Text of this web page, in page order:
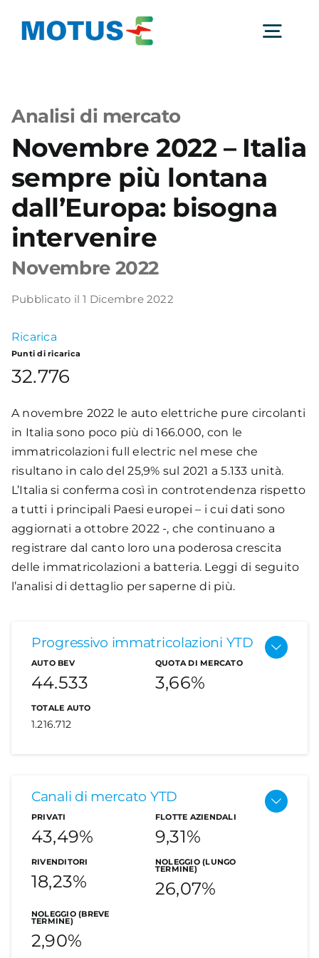
Studi e ricerche
Analisi di mercato
Utilità
Comunicati Stampa
Analisi di mercato
Novembre 2022 – Italia
sempre più lontana
dall’Europa: bisogna
intervenire
Novembre 2022
Pubblicato il 1 Dicembre 2022
Ricarica
Punti di ricarica
32.776
A novembre 2022 le auto elettriche pure circolanti
in Italia sono poco più di 166.000, con le
immatricolazioni full electric nel mese che
risultano in calo del 25,9% sul 2021 a 5.133 unità.
L’Italia si conferma così in controtendenza rispetto
a tutti i principali Paesi europei – i cui dati sono
aggiornati a ottobre 2022 -, che continuano a
registrare dal canto loro una poderosa crescita
delle immatricolazioni a batteria. Leggi di seguito
l’analisi di dettaglio per saperne di più.
Progressivo immatricolazioni YTD
AUTO BEV
44.533
QUOTA DI MERCATO
3,66%
TOTALE AUTO
1.216.712
Le auto
elettriche
A novembre le immatricolazioni delle auto
elettriche pure sono pari a 5.133 unità contro le
6.931 del novembre 2021, con una contrazione
Canali di mercato YTD
PRIVATI
43,49%
FLOTTE AZIENDALI
9,31%
RIVENDITORI
18,23%
NOLEGGIO (LUNGO
TERMINE)
26,07%
NOLEGGIO (BREVE
TERMINE)
2,90%